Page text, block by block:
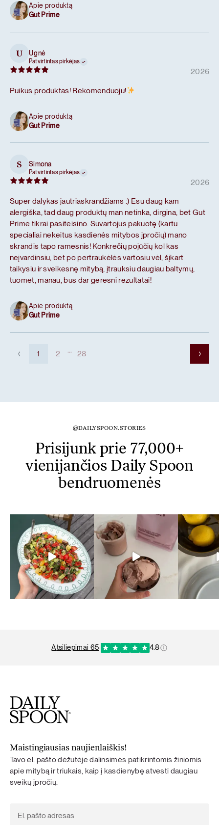
Apie produktą
Gut Prime
U Ugnė
Patvirtintas pirkėjas
2026
Puikus produktas! Rekomenduoju!
Apie produktą
Gut Prime
S Simona
Patvirtintas pirkėjas
2026
Super dalykas jautriaskrandžiams :) Esu daug kam
alergiška, tad daug produktų man netinka, dirgina, bet Gut
Prime tikrai pasiteisino. Suvartojus pakuotę (kartu
specialiai nekeitus kasdienės mitybos įpročių) mano
skrandis tapo ramesnis! Konkrečių pojūčių kol kas
neįvardinsiu, bet po pertraukėlės vartosiu vėl, šįkart
taikysiu ir sveikesnę mitybą, įtrauksiu daugiau baltymų,
tuomet, manau, bus dar geresni rezultatai!
Apie produktą
Gut Prime
1 2 ... 28
@DAILYSPOON.STORIES
Prisijunk prie 77,000+
vienijančios Daily Spoon
bendruomenės
atsiliepimai 65· 4.8
Maistingiausias naujienlaiškis!
Tavo el. pašto dėžutėje dalinsimės patikrintomis žiniomis
apie mitybą ir triukais, kaip į kasdienybę atvesti daugiau
sveikų įpročių.